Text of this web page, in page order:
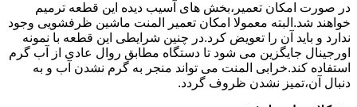
در صورت امکان تعمیر،بخش های آسیب دیده این قطعه ترمیم
خواهند شد.البته معمولا امکان تعمیر المنت ماشین ظرفشویی وجود
ندارد و باید آن را تعویض کرد.در چنین شرایطی این قطعه با نمونه
اورجینال جایگزین می شود تا دستگاه مطابق روال عادی از آب گرم
استفاده کند.خرابی المنت می تواند منجر به گرم نشدن آب و به
دنبال آن،تمیز نشدن ظروف گردد.